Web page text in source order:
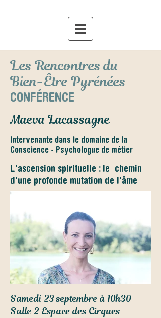
Les Rencontres du
Bien-Être Pyrénées
CONFÉRENCE
Maeva Lacassagne
Intervenante dans le domaine de la
Conscience - Psychologue de métier
L'ascension spirituelle : le chemin
d'une profonde mutation de l'âme
Samedi 23 septembre à 10h30
Salle 2 Espace des Cirques